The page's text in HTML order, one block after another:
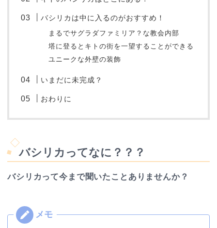
バシリカは中に入るのがおすすめ！
まるでサグラダファミリア？な教会内部
塔に登るとキトの街を一望することができる
ユニークな外壁の装飾
いまだに未完成？
おわりに
バシリカってなに？？？
バシリカって今まで聞いたことありませんか？